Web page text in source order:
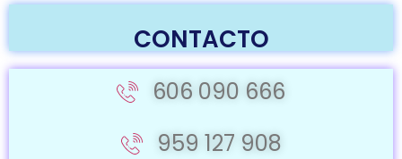
CONTACTO
606 090 666
959 127 908